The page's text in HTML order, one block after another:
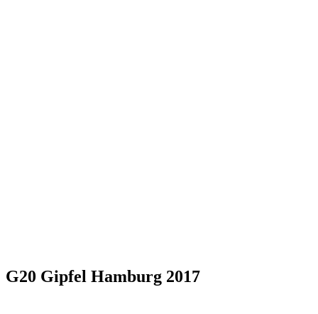
G20 Gipfel Hamburg 2017